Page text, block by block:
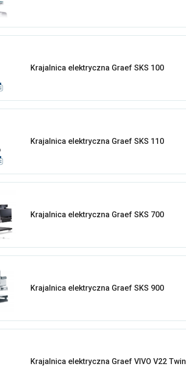
Krajalnica elektryczna Graef SKS 100
Krajalnica elektryczna Graef SKS 110
Krajalnica elektryczna Graef SKS 700
Krajalnica elektryczna Graef SKS 900
Krajalnica elektryczna Graef VIVO V22 Twin